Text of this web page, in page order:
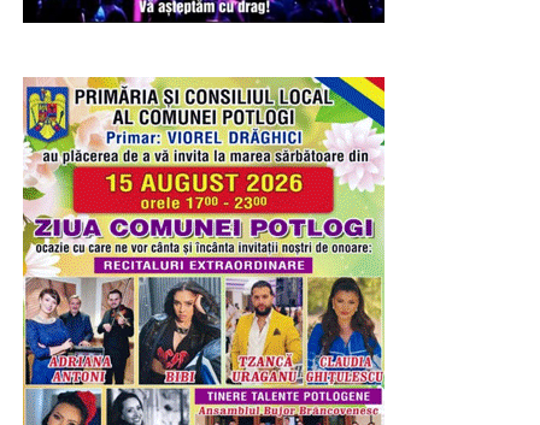
Ieri – 8 august 2026, a fost Șotânga. Înainte de a porni
petrecerea, în cadrul ședinței festive a Consiliului Local
prilejuită de sărbătoarea comunei, primarul Constantin
Stroe a premiat cuplurile care, în ciuda tuturor
vicisitudinilor existențiale, au înfruntat viața, timpul,
destinul și, legați prin încredere și iubire, au depășit